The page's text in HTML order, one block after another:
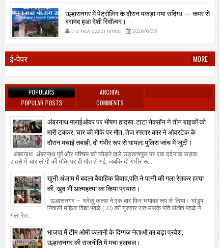
उल्हासनगर में पेट्रोलिंग के दौरान पकड़ा गया संदिग्ध — कमर से
बरामद हुआ देशी रिवॉल्वर।
the new azadi times 2026/6/23
ई-पेपर MORE
POPULARS
ARCHIVE
POPULAR POSTS
COMMENTS
अंबरनाथ फ्लाईओवर पर भीषण हादसा: टाटा नेक्सॉन ने तीन बाइकों को
मारी टक्कर, चार की मौके पर मौत, तेज रफ्तार कार ने ओवरटेक के
दौरान मचाई तबाही, दो गंभीर रूप से घायल; पुलिस जांच में जुटी।
अंबरनाथ: अंबरनाथ पूर्व और पश्चिम को जोड़ने वाले उड्डाणपुल पर एक दर्दनाक सड़क
हादसे में चार लोगों की मौके पर ही मौत हो गई, जबकि दो गंभीर रू...
खूनी अंजाम में बदला वैवाहिक विवाद,पति ने पत्नी की गला रेतकर हत्या
की, खुद भी आत्महत्या का किया प्रयास।
उल्हासनगर – घरेलू कलह ने एक बार फिर भयावह रूप ले लिया। भांडुप
निवासी महिला विद्या पवळे (33) की गुरुवार रात उसके पति संतोष पवळे ने
गला रेत...
भाजपा में टीम ओमी कलानी के दिग्गज नेताओं का बड़ा प्रवेश,
उल्हासनगर की राजनीति में मचा हलचल।